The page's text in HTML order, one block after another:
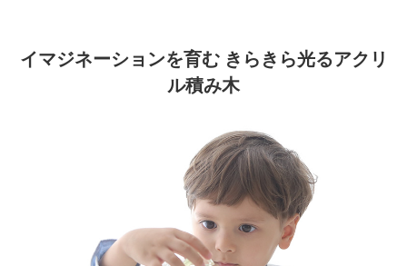
イマジネーションを育む きらきら光るアクリ
ル積み木